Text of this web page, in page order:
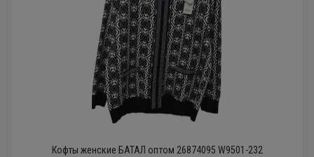
Кофты женские БАТАЛ оптом 26874095 W9501-232